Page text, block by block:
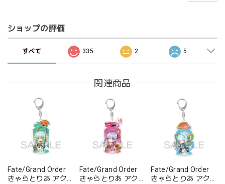
ショップの評価
すべて 335 2 5
関連商品
Fate/Grand Order
きゃらとりあ アクリ
Fate/Grand Order
きゃらとりあ アクリ
Fate/Grand Order
きゃらとりあ アクリ